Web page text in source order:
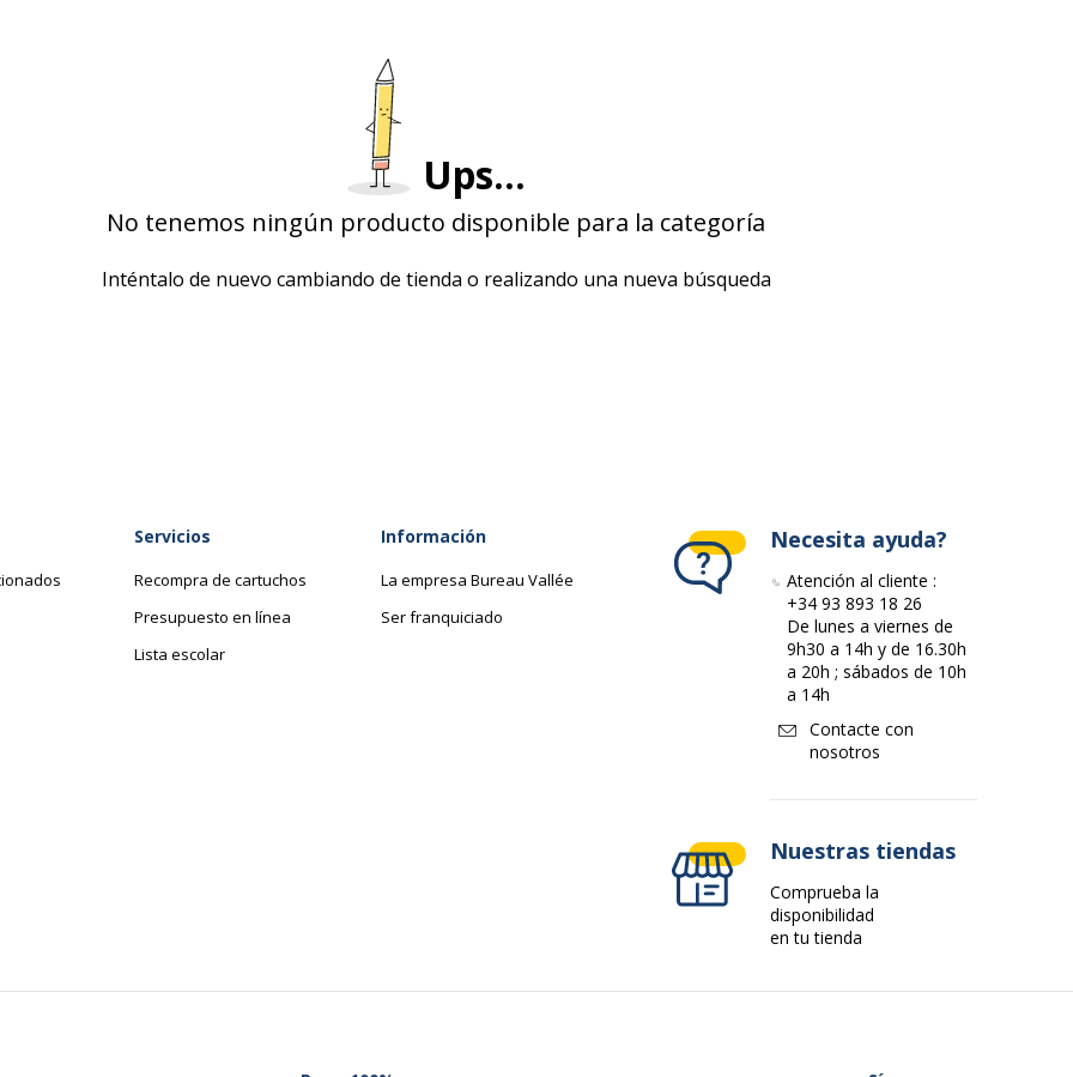
Ups...
No tenemos ningún producto disponible para la categoría
Inténtalo de nuevo cambiando de tienda o realizando una nueva búsqueda
Servicios
Recompra de cartuchos
Presupuesto en línea
Lista escolar
Información
La empresa Bureau Vallée
Ser franquiciado
Necesita ayuda?
Atención al cliente :
+34 93 893 18 26
De lunes a viernes de
9h30 a 14h y de 16.30h
a 20h ; sábados de 10h
a 14h
Contacte con
nosotros
Nuestras tiendas
Comprueba la
disponibilidad
en tu tienda